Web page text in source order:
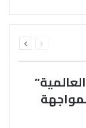
الصفحةالصفحة